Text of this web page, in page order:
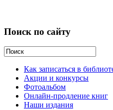
Поиск по сайту
Как записаться в
Акции и конкурсы
Фотоальбом
Онлайн-продление книг
Наши издания